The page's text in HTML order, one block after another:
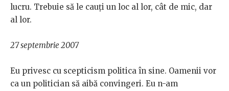
lucru. Trebuie să le cauți un loc al lor, cât de mic, dar
al lor.
27 septembrie 2007
Eu privesc cu scepticism politica în sine. Oamenii vor
ca un politician să aibă convingeri. Eu n-am